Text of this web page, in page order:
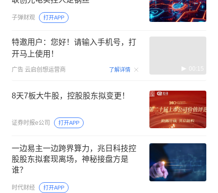
子弹财观 打开APP
特邀用户：您好！请输入手机号，打
开马上使用！
广告 云启创想运营商 了解详情 00:15
8天7板大牛股，控股股东拟变更！
证券时报e公司 打开APP
一边易主一边跨界算力，兆日科技控
股股东拟套现离场，神秘接盘方是
谁？
时代财经 打开APP